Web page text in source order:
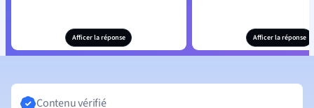
Afficer la réponse Afficer la réponse
Contenu vérifié